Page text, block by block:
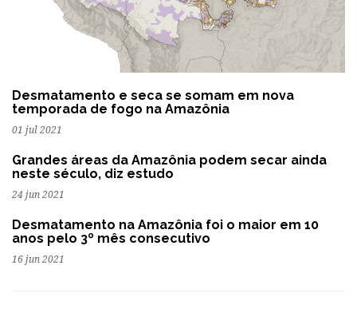
Desmatamento e seca se somam em nova
temporada de fogo na Amazônia
01 jul 2021
Grandes áreas da Amazônia podem secar ainda
neste século, diz estudo
24 jun 2021
Desmatamento na Amazônia foi o maior em 10
anos pelo 3º mês consecutivo
16 jun 2021